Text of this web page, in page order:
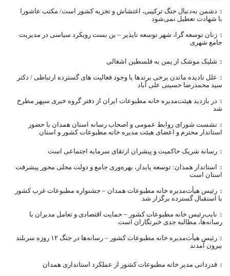
دشمن به‌دنبال جنگ ترکیبی، اغتشاش و تجزیه کشور است/ مکتب عاشورا
با شهادت تعطیل نمی‌شود
زنان توسعه گرا، شهر توسعه ناپذیر – بن بست رویکرد سیاسی در مدیریت
جامع شهری
شلیک موشک از یمن به فلسطین اشغالی
علل نادیده ماندن برخی برندها با وجود فعالیت های گسترده ارتباطی / دکتر
سید محمدرضا حسینی علی آباد
در بازدید هیئت‌مدیره خانه مطبوعات ایران از دفتر گروه خبری سپهر مطرح
شد
نشست شورای روابط عمومی و اصحاب رسانه استان همدان با حضور
استاندار محترم و اعضای هیئت مدیره خانه مطبوعات کشور و استان
رسانه شریک حاکمیت و پیشران ارتقای سرمایه اجتماعی است
استاندار همدان: توسعه پایدار، بهره‌وری جامع و دولت محلی محور پیشرفت
استان است
رئیس هیأت‌مدیره خانه مطبوعات همدان – جشنواره مطبوعات غرب کشور
با استقبال گسترده برگزار شد
نایب‌رئیس خانه مطبوعات کشور – حمایت اقتصادی و تعامل مدیران با
رسانه‌ها، مطالبه جدی خبرنگاران است
رئیس هیأت‌مدیره خانه مطبوعات کشور – رسانه‌ها در جنگ ۱۲ روزه سربلند
بیرون آمدند
قدردانی مدیر خانه مطبوعات کشور از عملکرد استانداری همدان